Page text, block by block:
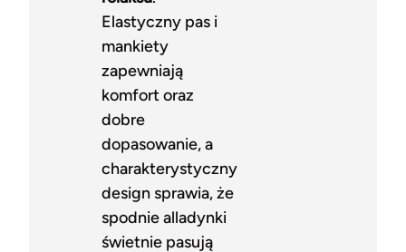
Elastyczny pas i
mankiety
zapewniają
komfort oraz
dobre
dopasowanie, a
charakterystyczny
design sprawia, że
spodnie alladynki
świetnie pasują